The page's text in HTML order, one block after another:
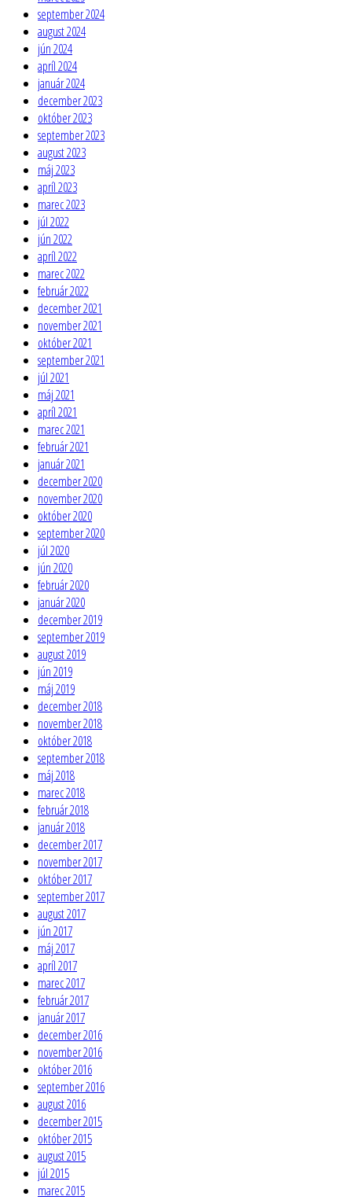
september 2024
august 2024
jún 2024
apríl 2024
január 2024
december 2023
október 2023
september 2023
august 2023
máj 2023
apríl 2023
marec 2023
júl 2022
jún 2022
apríl 2022
marec 2022
február 2022
december 2021
november 2021
október 2021
september 2021
júl 2021
máj 2021
apríl 2021
marec 2021
február 2021
január 2021
december 2020
november 2020
október 2020
september 2020
júl 2020
jún 2020
február 2020
január 2020
december 2019
september 2019
august 2019
jún 2019
máj 2019
december 2018
november 2018
október 2018
september 2018
máj 2018
marec 2018
február 2018
január 2018
december 2017
november 2017
október 2017
september 2017
august 2017
jún 2017
máj 2017
apríl 2017
marec 2017
február 2017
január 2017
december 2016
november 2016
október 2016
september 2016
august 2016
december 2015
október 2015
august 2015
júl 2015
marec 2015